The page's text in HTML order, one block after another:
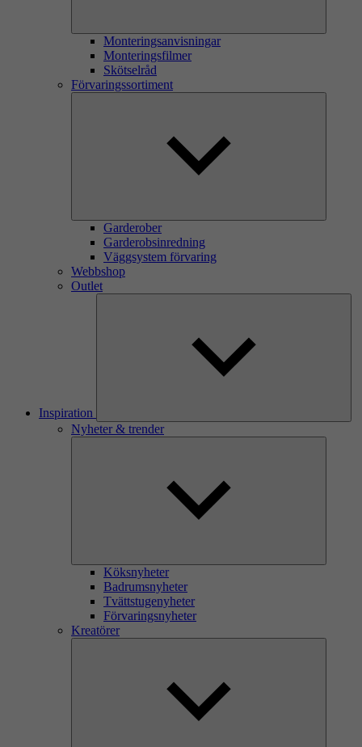
Monteringsanvisningar
Monteringsfilmer
Skötselråd
Förvaringssortiment
Garderober
Garderobsinredning
Väggsystem förvaring
Webbshop
Outlet
Inspiration
Nyheter & trender
Köksnyheter
Badrumsnyheter
Tvättstugenyheter
Förvaringsnyheter
Kreatörer